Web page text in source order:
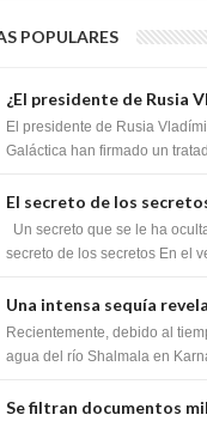
POPULARES
¿El presidente de Rusia
Federación Galactica
tratado para acabar con
El presidente de Rusia
Galáctica han firmado un
El secreto de los
cambiaría por completo
humanidad
Un secreto que se le ha
secreto de los secretos En el
Una intensa sequía
impresionante hallazgo
Lingas
Recientemente, debido al
agua del río Shalmala en
Se filtran documentos